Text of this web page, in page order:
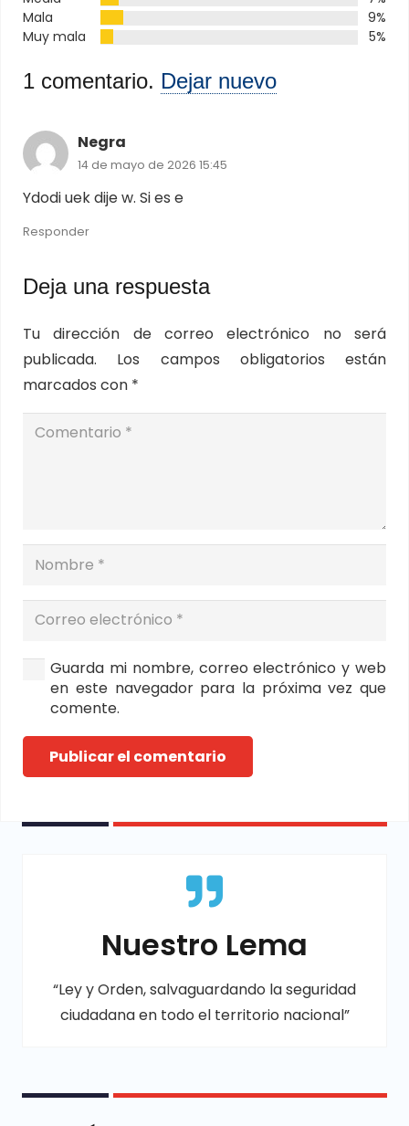
Mala
9%
Muy mala
5%
1 comentario. Dejar nuevo
Negra
14 de mayo de 2026 15:45
Ydodi uek dije w. Si es e
Responder
Deja una respuesta
Tu dirección de correo electrónico no será
publicada.
Los campos obligatorios están
marcados con *
Guarda mi nombre, correo electrónico y web
en este navegador para la próxima vez que
comente.
Publicar el comentario
Nuestro Lema
“Ley y Orden, salvaguardando la seguridad
ciudadana en todo el territorio nacional”